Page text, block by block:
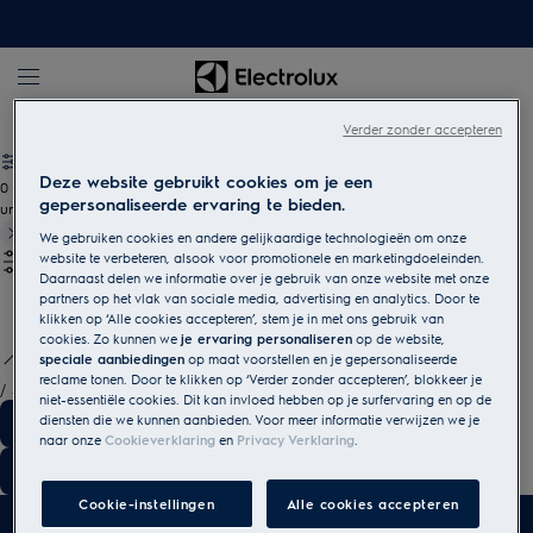
0
undefined
/ 3
Deze website gebruikt cookies om je een
gepersonaliseerde ervaring te bieden.
We gebruiken cookies en andere gelijkaardige technologieën om onze
website te verbeteren, alsook voor promotionele en marketingdoeleinden.
Daarnaast delen we informatie over je gebruik van onze website met onze
partners op het vlak van sociale media, advertising en analytics. Door te
klikken op ‘Alle cookies accepteren’, stem je in met ons gebruik van
cookies. Zo kunnen weje ervaring personaliseren op de website,
speciale aanbiedingen op maat voorstellen en je gepersonaliseerde
reclame tonen. Door te klikken op ‘Verder zonder accepteren’, blokkeer je
niet-essentiële cookies. Dit kan invloed hebben op je surfervaring en op de
diensten die we kunnen aanbieden. Voor meer informatie verwijzen we je
naar onzeCookieverklaring en Privacy Verklaring.
Cookie-instellingen Alle cookies accepteren
Verder zonder accepteren